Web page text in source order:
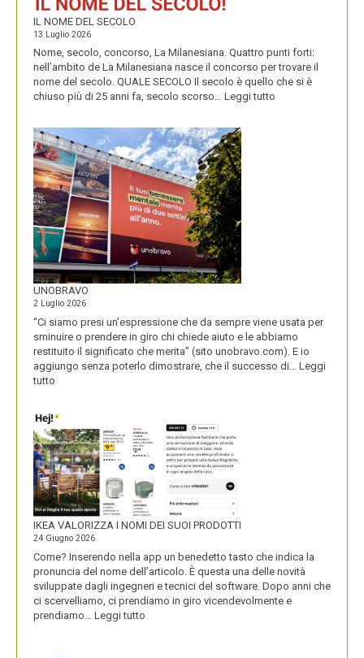
IL NOME DEL SECOLO
13 Luglio 2026
Nome, secolo, concorso, La Milanesiana. Quattro punti forti:
nell’ambito de La Milanesiana nasce il concorso per trovare il
nome del secolo. QUALE SECOLO Il secolo è quello che si è
chiuso più di 25 anni fa, secolo scorso… Leggi tutto
UNOBRAVO
2 Luglio 2026
“Ci siamo presi un’espressione che da sempre viene usata per
sminuire o prendere in giro chi chiede aiuto e le abbiamo
restituito il significato che merita” (sito unobravo.com). E io
aggiungo senza poterlo dimostrare, che il successo di… Leggi
tutto
IKEA VALORIZZA I NOMI DEI SUOI PRODOTTI
24 Giugno 2026
Come? Inserendo nella app un benedetto tasto che indica la
pronuncia del nome dell’articolo. È questa una delle novità
sviluppate dagli ingegneri e tecnici del software. Dopo anni che
ci scervelliamo, ci prendiamo in giro vicendevolmente e
prendiamo… Leggi tutto